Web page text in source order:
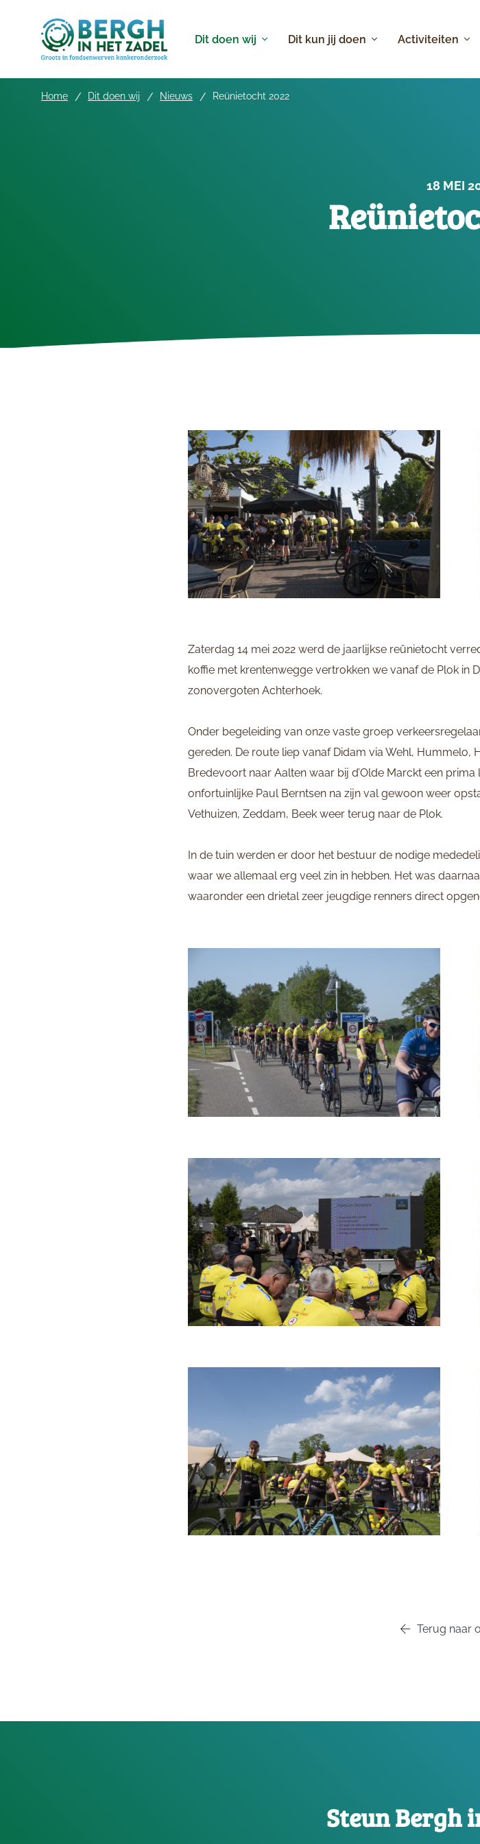
Dit doen wij Dit kun jij doen Activiteiten
Home Dit doen wij Nieuws Reünietocht 2022
18 MEI
Zaterdag 14 mei 2022 werd de jaarlijkse reünietocht
koffie met krentenwegge vertrokken we vanaf de Plok in
zonovergoten Achterhoek.
Onder begeleiding van onze vaste groep
gereden. De route liep vanaf Didam via Wehl, Hummelo,
Bredevoort naar Aalten waar bij d’Olde Marckt een
onfortuinlijke Paul Berntsen na zijn val gewoon weer
Vethuizen, Zeddam, Beek weer terug naar de Plok.
In de tuin werden er door het bestuur de nodige
waar we allemaal erg veel zin in hebben. Het was
waaronder een drietal zeer jeugdige renners direct
Terug naar
Steun Bergh